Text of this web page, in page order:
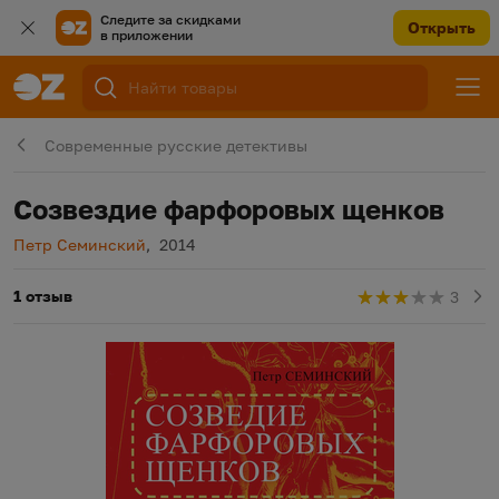
Следите за скидками
в приложении
Открыть
Современные русские детективы
Созвездие фарфоровых щенков
Автор
Петр Семинский, Год издания
2014
1 отзыв 3